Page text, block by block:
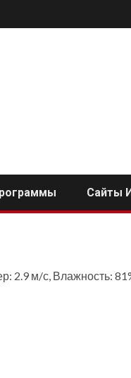
Сайты
2.9 м/с, Влажность: